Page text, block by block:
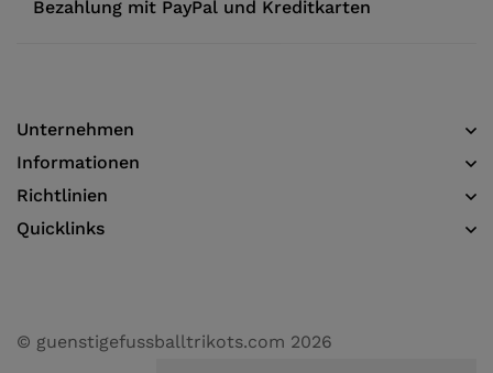
Bezahlung mit PayPal und Kreditkarten
Unternehmen
Informationen​
Richtlinien
Quicklinks
© guenstigefussballtrikots.com 2026